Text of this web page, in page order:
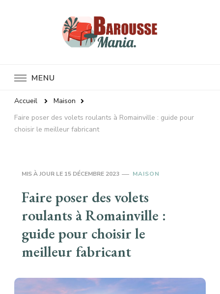
MENU
Accueil
Maison
Faire poser des volets roulants à Romainville : guide pour
choisir le meilleur fabricant
MIS À JOUR LE 15 DÉCEMBRE 2023 MAISON
Faire poser des volets
roulants à Romainville :
guide pour choisir le
meilleur fabricant